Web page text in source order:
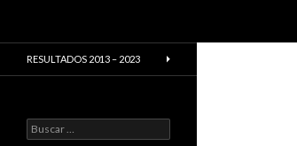
eventos deportivos
RESULTADOS 2013 – 2023
Buscar: